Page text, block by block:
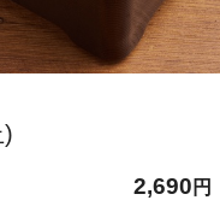
2,690 円